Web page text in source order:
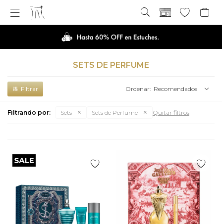

SETS DE PERFUME
Recomendados
Filtrando por: Sets Sets de Perfume Quitar filtros